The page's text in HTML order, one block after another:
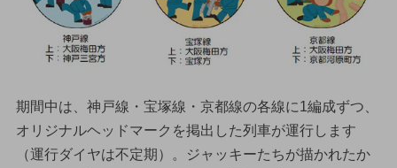
期間中は、神戸線・宝塚線・京都線の各線に1編成ずつ、
オリジナルヘッドマークを掲出した列車が運行します
（運行ダイヤは不定期）。ジャッキーたちが描かれたか